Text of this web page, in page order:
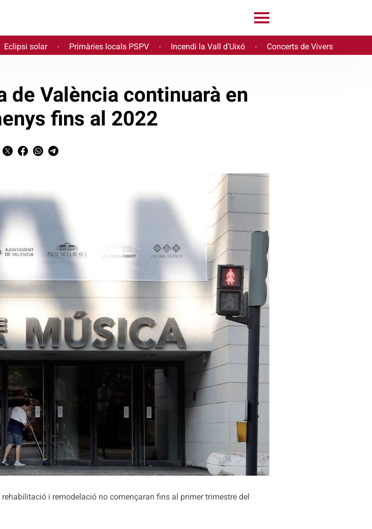
Eclipsi solar · Primàries locals PSPV · Incendi la Vall d'Uixó · Concerts de Vivers
i remodelació no començaran fins al primer trimestre del
de València continuarà en
fins al 2022